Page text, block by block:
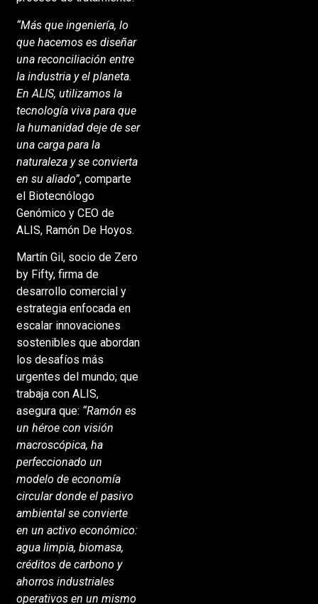
“Más que ingeniería, lo
que hacemos es diseñar
una reconciliación entre
la industria y el planeta.
En ALIS, utilizamos la
tecnología viva para que
la humanidad deje de ser
una carga para la
naturaleza y se convierta
en su aliado”, comparte
el Biotecnólogo
Genómico y CEO de
ALIS, Ramón De Hoyos.
Martín Gil, socio de Zero
by Fifty, firma de
desarrollo comercial y
estrategia enfocada en
escalar innovaciones
sostenibles que abordan
los desafíos más
urgentes del mundo; que
trabaja con ALIS,
asegura que: “Ramón es
un héroe con visión
macroscópica, ha
perfeccionado un
modelo de economía
circular donde el pasivo
ambiental se convierte
en un activo económico:
agua limpia, biomasa,
créditos de carbono y
ahorros industriales
operativos en un mismo